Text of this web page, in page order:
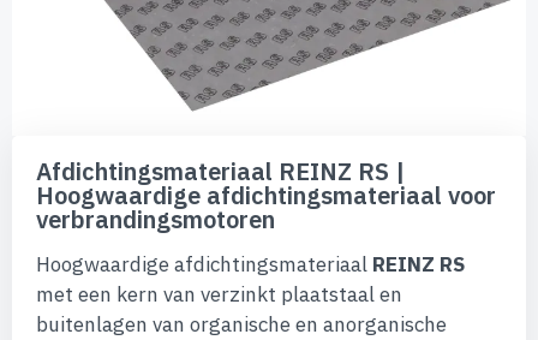
naar
begin
afbeeldingen-
gallerij
Afdichtingsmateriaal REINZ RS |
Hoogwaardige afdichtingsmateriaal voor
verbrandingsmotoren
Hoogwaardige afdichtingsmateriaal REINZ RS
met een kern van verzinkt plaatstaal en
buitenlagen van organische en anorganische